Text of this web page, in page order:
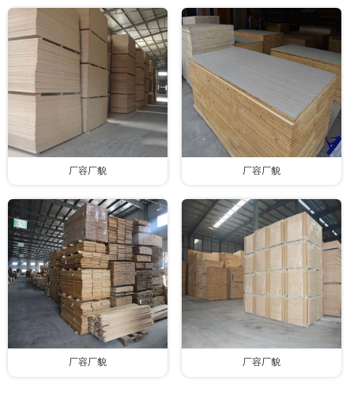
厂容厂貌 厂容厂貌
厂容厂貌 厂容厂貌